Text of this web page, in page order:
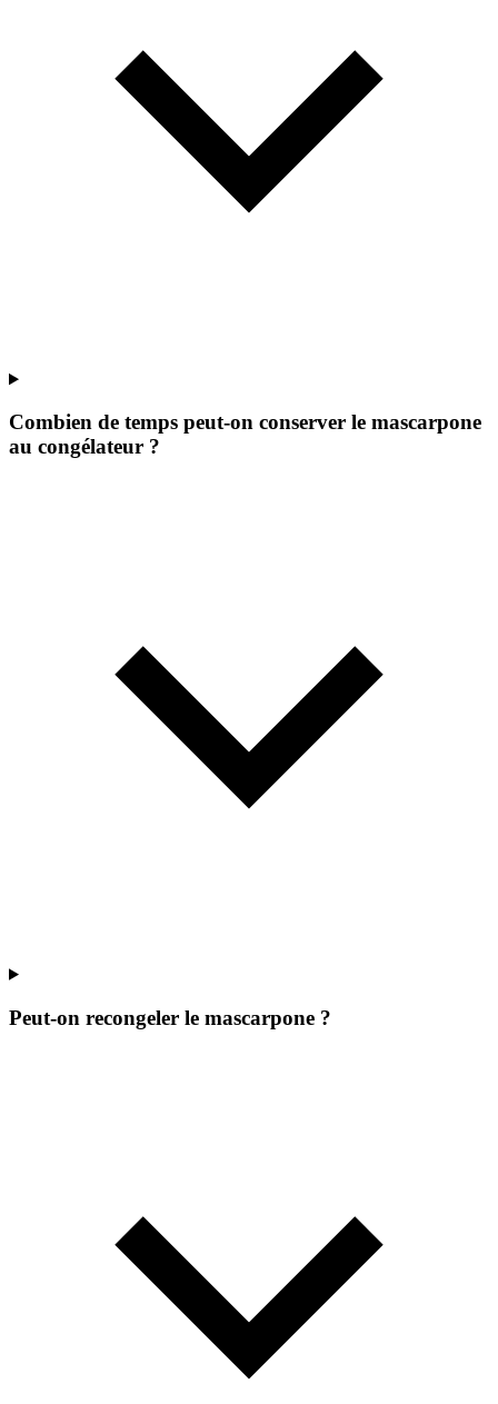
Combien de temps peut-on conserver le mascarpone
au congélateur ?
Peut-on recongeler le mascarpone ?